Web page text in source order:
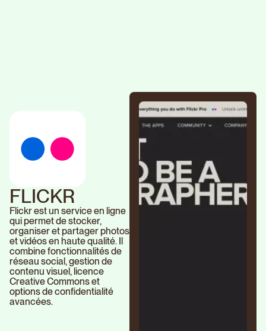
FLICKR
Flickr est un service en ligne
qui permet de stocker,
organiser et partager photos
et vidéos en haute qualité. Il
combine fonctionnalités de
réseau social, gestion de
contenu visuel, licence
Creative Commons et
options de confidentialité
avancées.